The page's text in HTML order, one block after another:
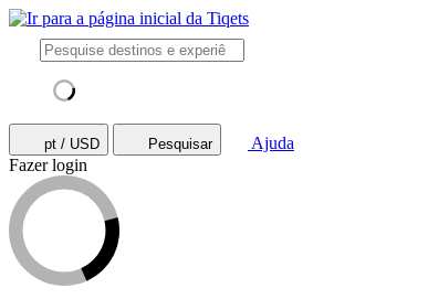
pt / USD Pesquisar
Ajuda
Fazer login